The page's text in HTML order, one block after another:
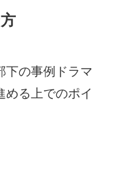
下の事例ドラマ
める上でのポイ